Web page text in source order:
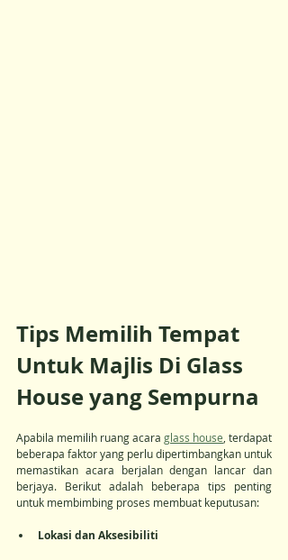
Tips Memilih Tempat
Untuk Majlis Di Glass
House yang Sempurna
Apabila memilih ruang acara glass house, terdapat
beberapa faktor yang perlu dipertimbangkan untuk
memastikan acara berjalan dengan lancar dan
berjaya. Berikut adalah beberapa tips penting
untuk membimbing proses membuat keputusan:
Lokasi dan Aksesibiliti